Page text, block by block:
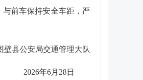
与前车保持安全车距，严
壁县公安局交通管理大队
2026年6月28日